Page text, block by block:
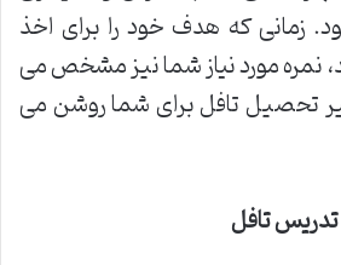
زمانی که هدف خود را برای اخذ
نمره مورد نیاز شما نیز مشخص می
تحصیل تافل برای شما روشن می
تافل